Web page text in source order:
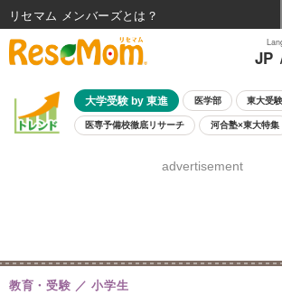
JP
大学受験 by 東進 医学部 東大受験
医専予備校徹底リサーチ 河合塾×東大特集
8月開催学校説明会・相談会
advertisement
教育・受験 小学生
リセマム メンバーズ